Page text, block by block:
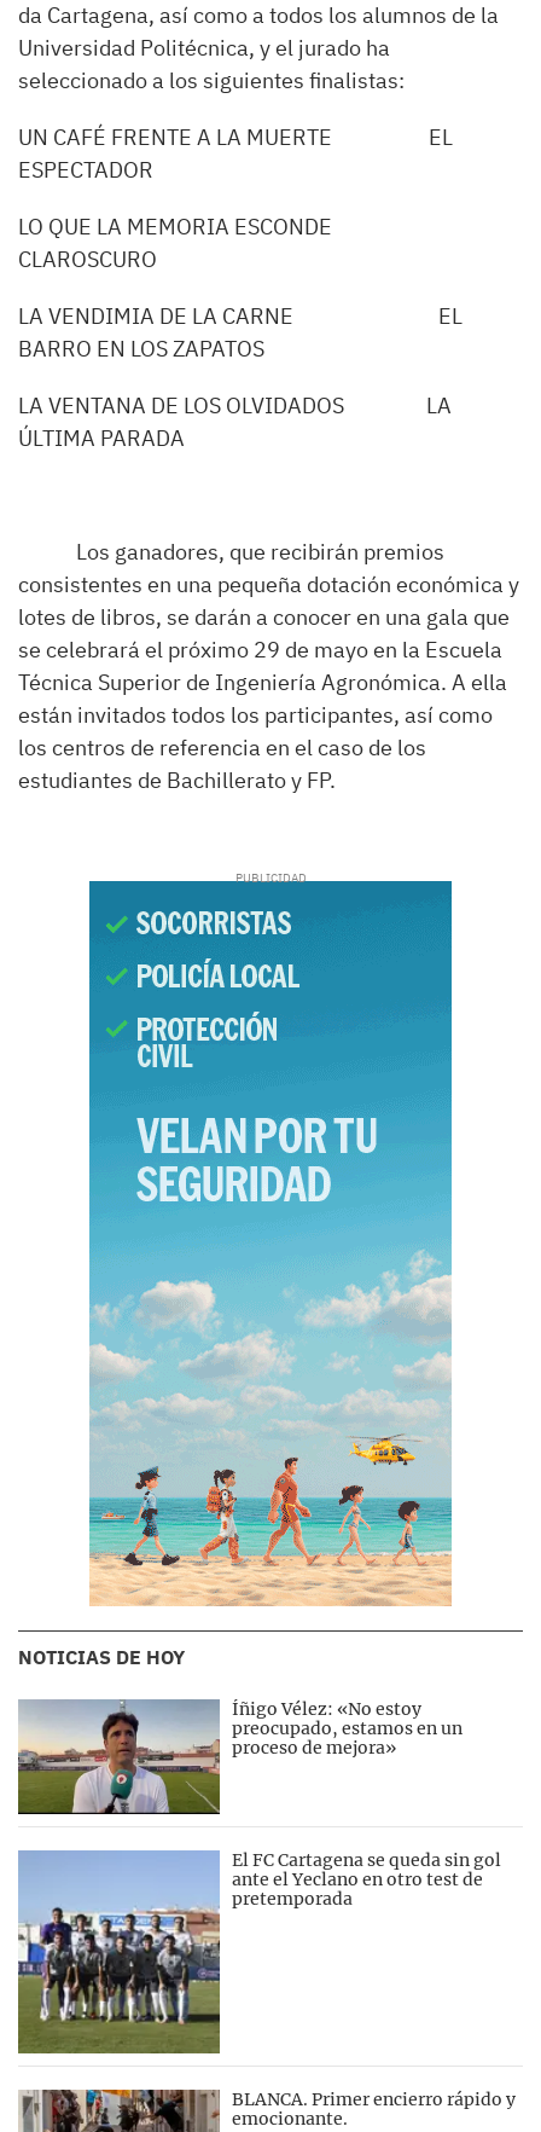
da Cartagena, así como a todos los alumnos de la
Universidad Politécnica, y el jurado ha
seleccionado a los siguientes finalistas:
UN CAFÉ FRENTE A LA MUERTE EL
ESPECTADOR
LO QUE LA MEMORIA ESCONDE
CLAROSCURO
LA VENDIMIA DE LA CARNE EL
BARRO EN LOS ZAPATOS
LA VENTANA DE LOS OLVIDADOS LA
ÚLTIMA PARADA
Los ganadores, que recibirán premios
consistentes en una pequeña dotación económica y
lotes de libros, se darán a conocer en una gala que
se celebrará el próximo 29 de mayo en la Escuela
Técnica Superior de Ingeniería Agronómica. A ella
están invitados todos los participantes, así como
los centros de referencia en el caso de los
estudiantes de Bachillerato y FP.
NOTICIAS DE HOY
Íñigo Vélez: «No estoy
preocupado, estamos en un
proceso de mejora»
El FC Cartagena se queda sin gol
ante el Yeclano en otro test de
pretemporada
BLANCA. Primer encierro rápido y
emocionante.